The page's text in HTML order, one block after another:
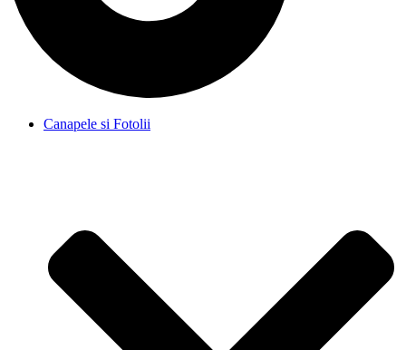
Canapele si Fotolii